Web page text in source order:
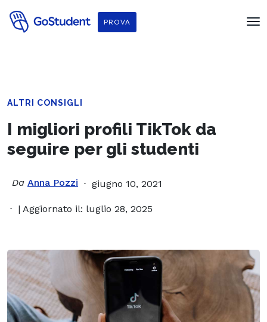
PROVA
ALTRI CONSIGLI
I migliori profili TikTok da
seguire per gli studenti
Da Anna Pozzi giugno 10, 2021
| Aggiornato il: luglio 28, 2025